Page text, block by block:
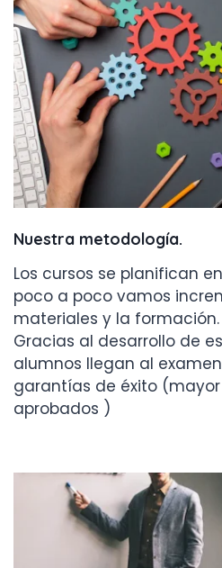
Nuestra metodología.
Los cursos se planifican
poco a poco vamos
materiales y la
Gracias al desarrollo de
alumnos llegan al
garantías de éxito
aprobados )